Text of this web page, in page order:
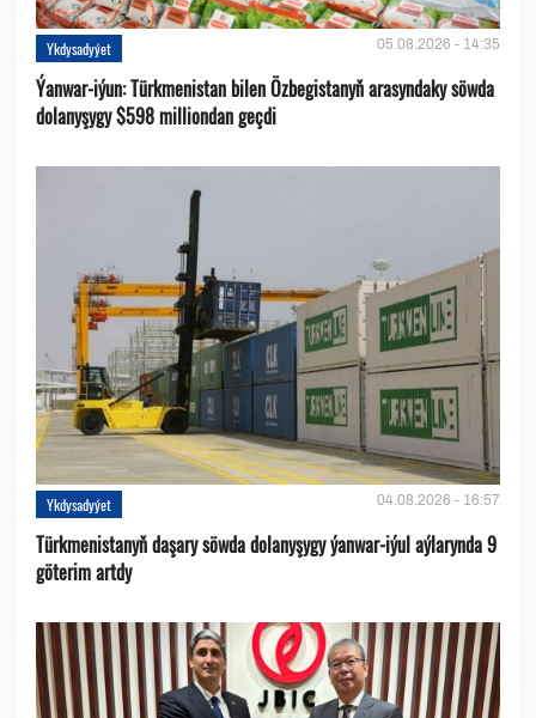
Ykdysadyýet 05.08.2026 - 14:35
Ýanwar-iýun: Türkmenistan bilen Özbegistanyň arasyndaky söwda
dolanyşygy $598 milliondan geçdi
Ykdysadyýet 04.08.2026 - 16:57
Türkmenistanyň daşary söwda dolanyşygy ýanwar-iýul aýlarynda 9
göterim artdy